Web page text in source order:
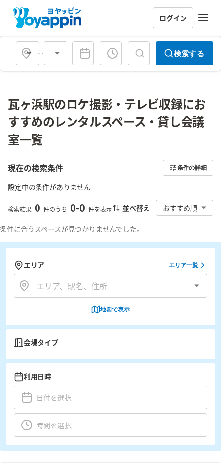
ログイン
会場タイプ 検索する
瓦ヶ浜駅のロケ撮影・テレビ収録にお
すすめのレンタルスペース・貸し会議
室一覧
現在の検索条件 条件の詳細
設定中の条件がありません
検索結果 0 件のうち 0-0 件を表示 並べ替え おすすめ順
条件に合うスペースが見つかりませんでした。
エリア エリア一覧
地図で表示
会場タイプ
利用日時